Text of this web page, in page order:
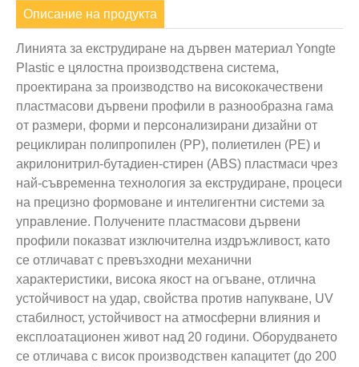
Описание на продукта
Линията за екструдиране на дървен материал Yongte
Plastic е цялостна производствена система,
проектирана за производство на висококачествени
пластмасови дървени профили в разнообразна гама
от размери, форми и персонализирани дизайни от
рециклиран полипропилен (PP), полиетилен (PE) и
акрилонитрил-бутадиен-стирен (ABS) пластмаси чрез
най-съвременна технология за екструдиране, процеси
на прецизно формоване и интелигентни системи за
управление. Получените пластмасови дървени
профили показват изключителна издръжливост, като
се отличават с превъзходни механични
характеристики, висока якост на огъване, отлична
устойчивост на удар, свойства против напукване, UV
стабилност, устойчивост на атмосферни влияния и
експлоатационен живот над 20 години. Оборудването
се отличава с висок производствен капацитет (до 200